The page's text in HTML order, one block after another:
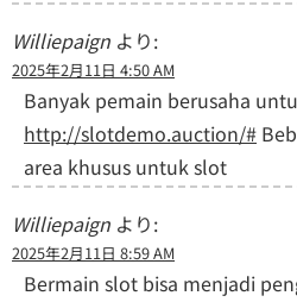
Williepaign より:
2025年2月11日 4:50 AM
Banyak pemain berusaha
http://slotdemo.auction/#
area khusus untuk slot
Williepaign より:
2025年2月11日 8:59 AM
Bermain slot bisa menjadi